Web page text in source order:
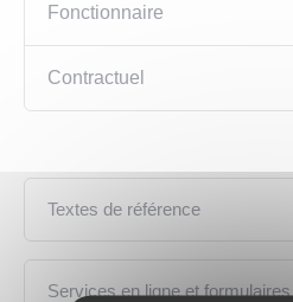
Fonctionnaire
Contractuel
Textes de référence
Services en ligne et formulaires